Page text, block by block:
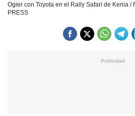
Ogier con Toyota en el Rally Safari de Kenia /
PRESS